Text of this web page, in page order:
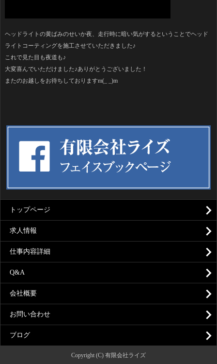
ヘッドライトの黄ばみのせいか夜、走行時に暗い気がするということでヘッド
ライトコーティングを施工させていただきました♪
これで見た目も夜道も♪
大変喜んでいただけました♪ありがとうございました！
またのお越しをお待ちしておりますm(_ _)m
トップページ
求人情報
仕事内容詳細
Q&A
会社概要
お問い合わせ
ブログ
Copyright (C) 有限会社ライズ